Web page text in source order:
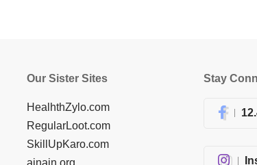
Our Sister Sites
HealhthZylo.com
RegularLoot.com
SkillUpKaro.com
ainain.org
Stay